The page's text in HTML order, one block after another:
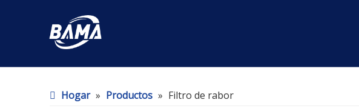
Hogar » Productos » Filtro de rabor